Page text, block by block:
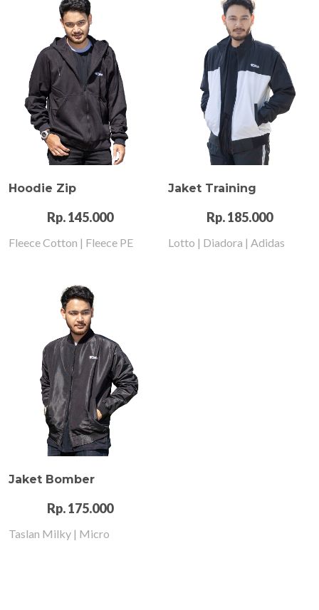
Hoodie Zip
Rp. 145.000
Fleece Cotton | Fleece PE
Jaket Training
Rp. 185.000
Lotto | Diadora | Adidas
Jaket Bomber
Rp. 175.000
Taslan Milky | Micro